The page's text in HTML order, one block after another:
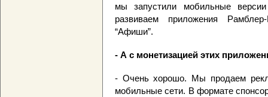
мы запустили мобильные
развиваем приложения
“Афиши”.
- А с монетизацией этих
- Очень хорошо. Мы продаем
мобильные сети. В формате